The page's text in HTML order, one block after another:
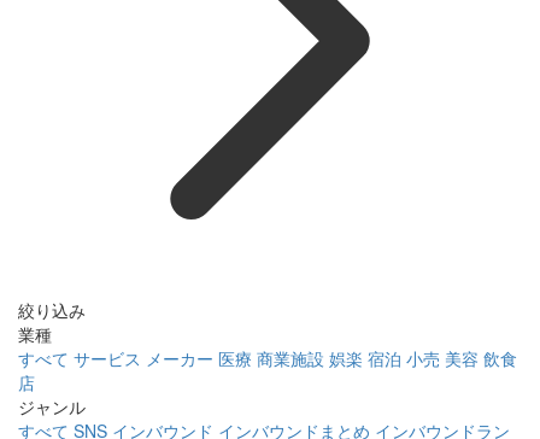
絞り込み
業種
すべて サービス メーカー 医療 商業施設 娯楽 宿泊 小売 美容 飲食
店
ジャンル
すべて SNS インバウンド インバウンドまとめ インバウンドラン